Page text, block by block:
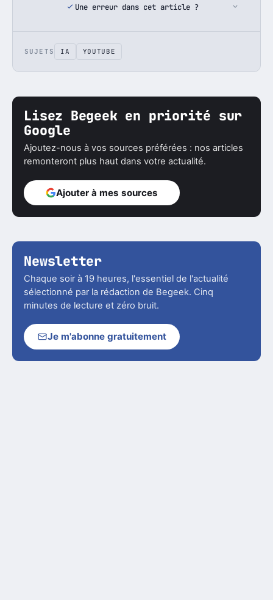
Une erreur dans cet article ?
SUJETS IA YOUTUBE
Lisez Begeek en priorité sur
Google
Ajoutez-nous à vos sources préférées : nos articles
remonteront plus haut dans votre actualité.
Ajouter à mes sources
Newsletter
Chaque soir à 19 heures, l'essentiel de l'actualité
sélectionné par la rédaction de Begeek. Cinq
minutes de lecture et zéro bruit.
Je m'abonne gratuitement